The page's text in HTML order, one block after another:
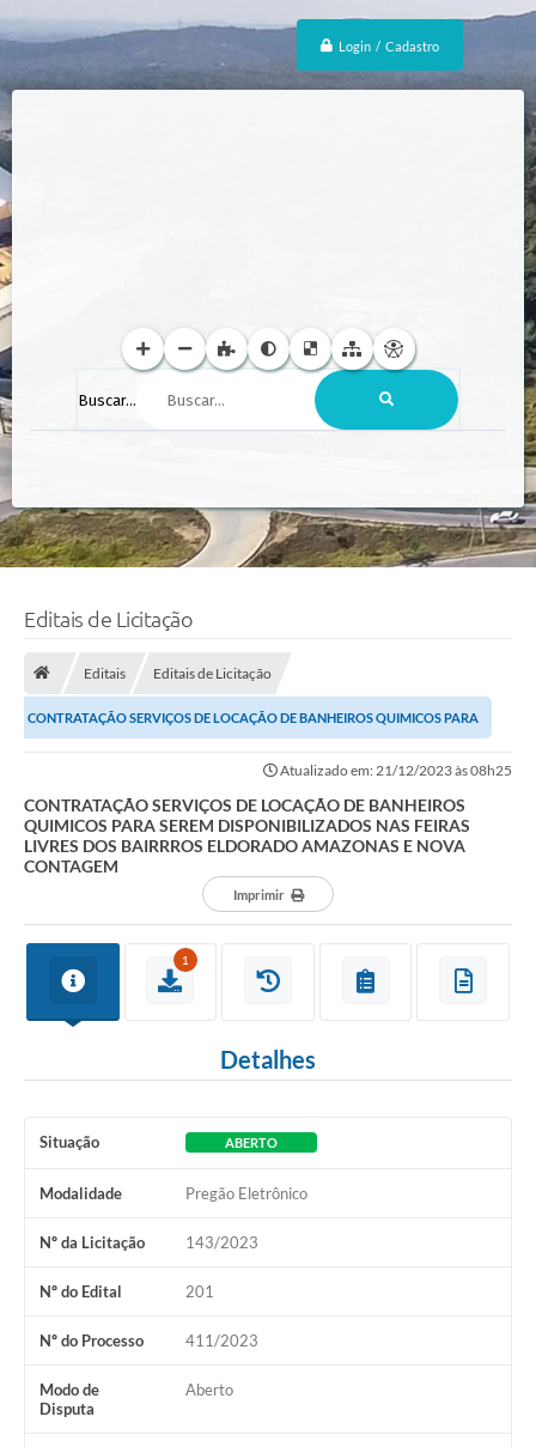
Login / Cadastro
Buscar...
Editais de Licitação
Editais Editais de Licitação
CONTRATAÇÃO SERVIÇOS DE LOCAÇÃO DE BANHEIROS QUIMICOS PARA
SEREM DISPONIBILIZADOS NAS FEIRAS LIVRES DOS...
Atualizado em: 21/12/2023 às 08h25
CONTRATAÇÃO SERVIÇOS DE LOCAÇÃO DE BANHEIROS
QUIMICOS PARA SEREM DISPONIBILIZADOS NAS FEIRAS
LIVRES DOS BAIRRROS ELDORADO AMAZONAS E NOVA
CONTAGEM
Imprimir
1
Detalhes
Situação ABERTO
Modalidade Pregão Eletrônico
Nº da Licitação 143/2023
Nº do Edital 201
Nº do Processo 411/2023
Modo de
Disputa
Aberto